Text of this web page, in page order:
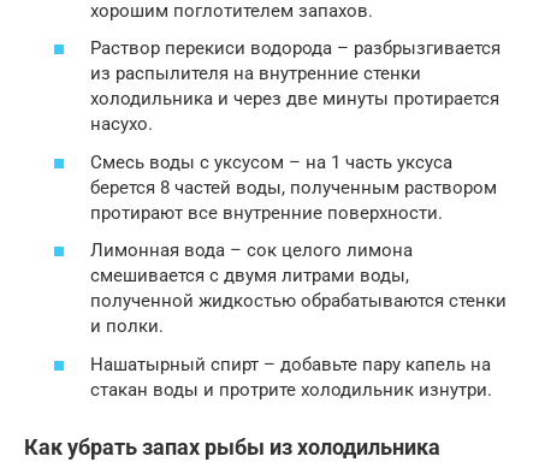
хорошим поглотителем запахов.
Раствор перекиси водорода – разбрызгивается
из распылителя на внутренние стенки
холодильника и через две минуты протирается
насухо.
Смесь воды с уксусом – на 1 часть уксуса
берется 8 частей воды, полученным раствором
протирают все внутренние поверхности.
Лимонная вода – сок целого лимона
смешивается с двумя литрами воды,
полученной жидкостью обрабатываются стенки
и полки.
Нашатырный спирт – добавьте пару капель на
стакан воды и протрите холодильник изнутри.
Как убрать запах рыбы из холодильника